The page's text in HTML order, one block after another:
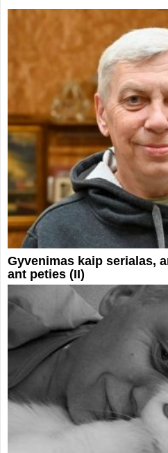
Gyvenimas kaip serialas,
ant peties (II)